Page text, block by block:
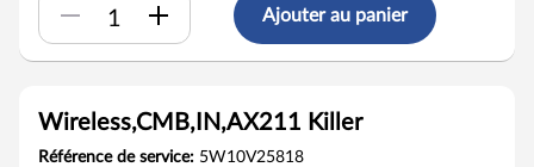
Ajouter au panier
Wireless,CMB,IN,AX211 Killer
Référence de service: 5W10V25818